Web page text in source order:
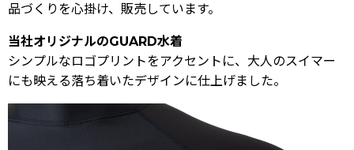
品づくりを心掛け、販売しています。
当社オリジナルのGUARD水着
シンプルなロゴプリントをアクセントに、大人のスイマー
にも映える落ち着いたデザインに仕上げました。